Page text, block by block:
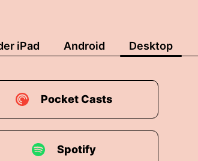
iPad Android Desktop
Pocket Casts
Spotify